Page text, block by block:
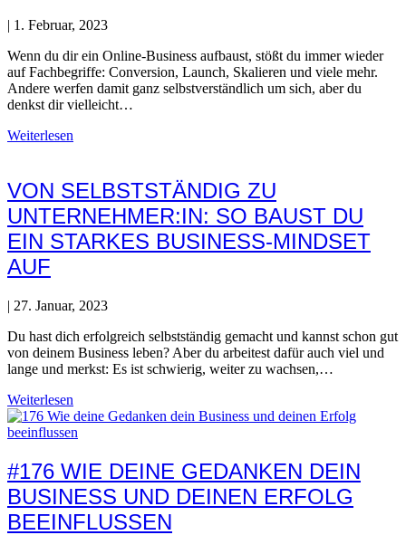
| 1. Februar, 2023
Wenn du dir ein Online-Business aufbaust, stößt du immer wieder
auf Fachbegriffe: Conversion, Launch, Skalieren und viele mehr.
Andere werfen damit ganz selbstverständlich um sich, aber du
denkst dir vielleicht…
Weiterlesen
VON SELBSTSTÄNDIG ZU
UNTERNEHMER:IN: SO BAUST DU
EIN STARKES BUSINESS-MINDSET
AUF
| 27. Januar, 2023
Du hast dich erfolgreich selbstständig gemacht und kannst schon gut
von deinem Business leben? Aber du arbeitest dafür auch viel und
lange und merkst: Es ist schwierig, weiter zu wachsen,…
Weiterlesen
#176 WIE DEINE GEDANKEN DEIN
BUSINESS UND DEINEN ERFOLG
BEEINFLUSSEN